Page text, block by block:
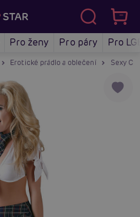
Pro ženy Pro páry Pro
Erotické prádlo a oblečení Sexy